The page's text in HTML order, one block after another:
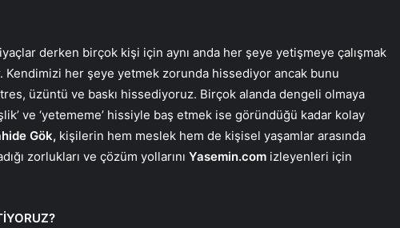
derken birçok kişi için aynı anda her şeye yetişmeye çalışmak
her şeye yetmek zorunda hissediyor ancak bunu
üzüntü ve baskı hissediyoruz. Birçok alanda dengeli olmaya
ve ‘yetememe’ hissiyle baş etmek ise göründüğü kadar kolay
Gök, kişilerin hem meslek hem de kişisel yaşamlar arasında
zorlukları ve çözüm yollarını Yasemin.com izleyenleri için